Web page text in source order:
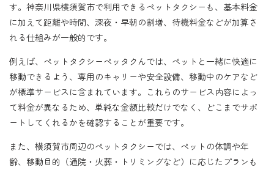
す。神奈川県横須賀市で利用できるペットタクシーも、基本料金
に加えて距離や時間、深夜・早朝の割増、待機料金などが加算さ
れる仕組みが一般的です。
例えば、ペットタクシーペッタクんでは、ペットと一緒に快適に
移動できるよう、専用のキャリーや安全設備、移動中のケアなど
が標準サービスに含まれています。これらのサービス内容によっ
て料金が異なるため、単純な金額比較だけでなく、どこまでサポ
ートしてくれるかを確認することが重要です。
また、横須賀市周辺のペットタクシーでは、ペットの体調や年
齢、移動目的（通院・火葬・トリミングなど）に応じたプランも